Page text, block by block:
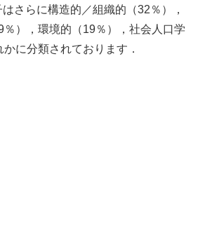
さらに構造的／組織的（32％），
），環境的（19％），社会人口学
に分類されております．